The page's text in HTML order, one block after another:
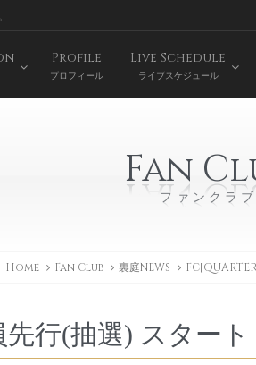
Profile
プロフィール
Live Schedule
ライブスケジュール
Fan
ファンクラブ
Home Fan Club 裏庭NEWS
行(抽選) スタート